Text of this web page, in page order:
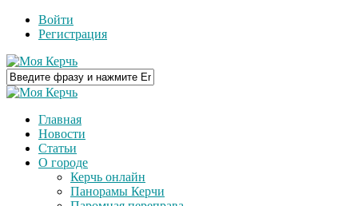
Войти
Регистрация
Главная
Новости
Статьи
О городе
Керчь онлайн
Панорамы Керчи